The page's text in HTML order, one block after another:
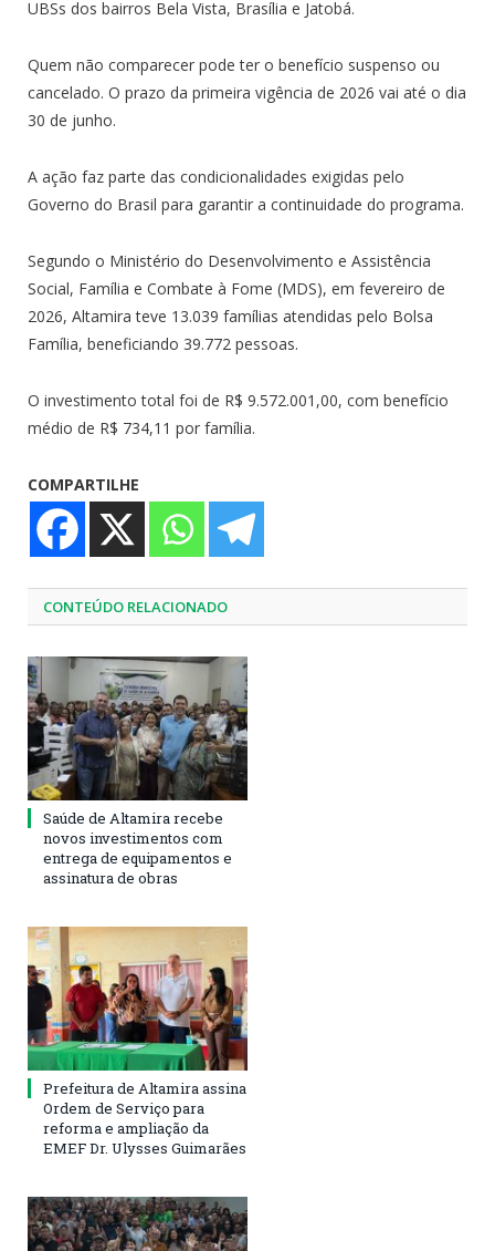
UBSs dos bairros Bela Vista, Brasília e Jatobá.
Quem não comparecer pode ter o benefício suspenso ou
cancelado. O prazo da primeira vigência de 2026 vai até o dia
30 de junho.
A ação faz parte das condicionalidades exigidas pelo
Governo do Brasil para garantir a continuidade do programa.
Segundo o Ministério do Desenvolvimento e Assistência
Social, Família e Combate à Fome (MDS), em fevereiro de
2026, Altamira teve 13.039 famílias atendidas pelo Bolsa
Família, beneficiando 39.772 pessoas.
O investimento total foi de R$ 9.572.001,00, com benefício
médio de R$ 734,11 por família.
COMPARTILHE
CONTEÚDO RELACIONADO
Saúde de Altamira recebe
novos investimentos com
entrega de equipamentos e
assinatura de obras
Prefeitura de Altamira assina
Ordem de Serviço para
reforma e ampliação da
EMEF Dr. Ulysses Guimarães